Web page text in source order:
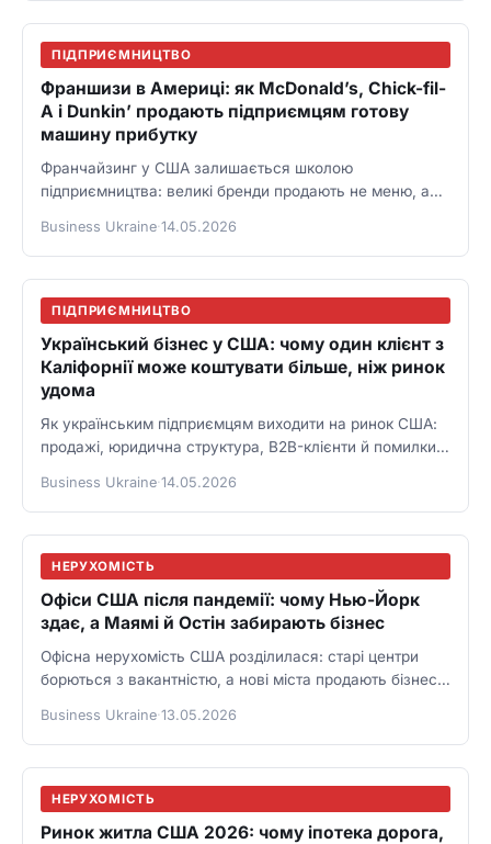
ПІДПРИЄМНИЦТВО
Франшизи в Америці: як McDonald’s, Chick-fil-
A і Dunkin’ продають підприємцям готову
машину прибутку
Франчайзинг у США залишається школою
підприємництва: великі бренди продають не меню, а
Business Ukraine·14.05.2026
ПІДПРИЄМНИЦТВО
Український бізнес у США: чому один клієнт з
Каліфорнії може коштувати більше, ніж ринок
удома
Як українським підприємцям виходити на ринок США:
продажі, юридична структура, B2B-клієнти й помилки
Business Ukraine·14.05.2026
НЕРУХОМІСТЬ
Офіси США після пандемії: чому Нью-Йорк
здає, а Маямі й Остін забирають бізнес
Офісна нерухомість США розділилася: старі центри
борються з вакантністю, а нові міста продають бізнесу
Business Ukraine·13.05.2026
НЕРУХОМІСТЬ
Ринок житла США 2026: чому іпотека дорога,